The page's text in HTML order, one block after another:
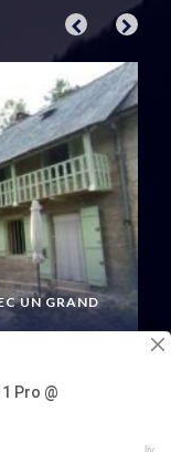
UN GRAND